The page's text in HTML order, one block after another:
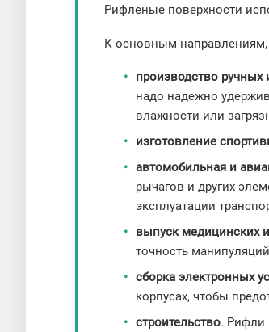
Рифленые поверхности
К основным направлениям,
производство ручных
надо надежно
влажности или
изготовление
автомобильная и
рычагов и других
эксплуатации
выпуск медицинских
точность
сборка электронных
корпусах, чтобы
строительство. Рифли